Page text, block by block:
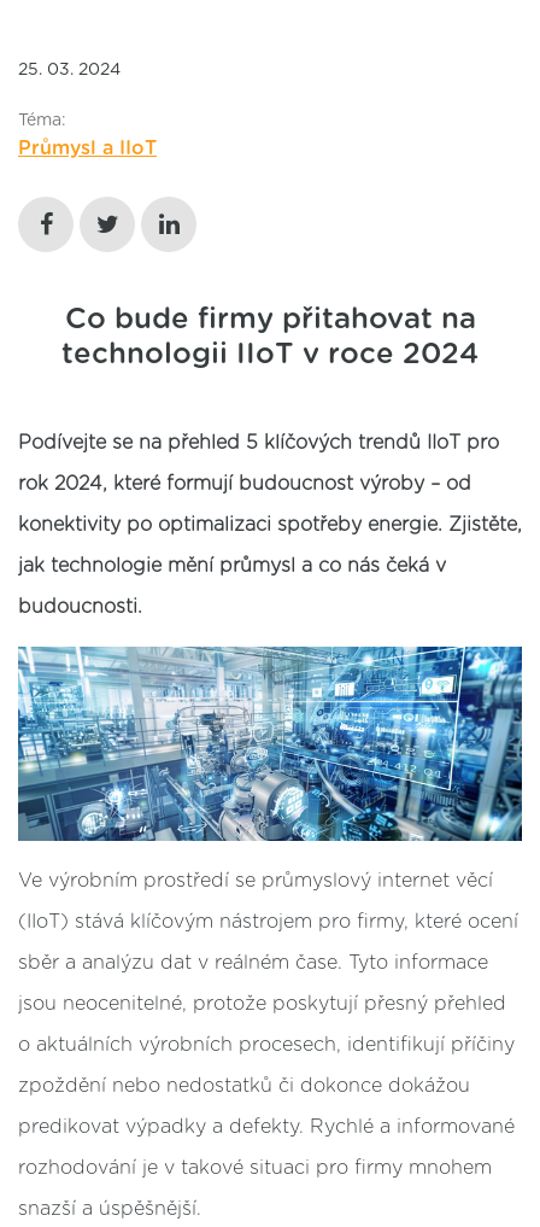
25. 03. 2024
Téma:
Průmysl a IIoT
Co bude firmy přitahovat na
technologii IIoT v roce 2024
Podívejte se na přehled 5 klíčových trendů IIoT pro
rok 2024, které formují budoucnost výroby – od
konektivity po optimalizaci spotřeby energie. Zjistěte,
jak technologie mění průmysl a co nás čeká v
budoucnosti.
Ve výrobním prostředí se průmyslový internet věcí
(IIoT) stává klíčovým nástrojem pro firmy, které ocení
sběr a analýzu dat v reálném čase. Tyto informace
jsou neocenitelné, protože poskytují přesný přehled
o aktuálních výrobních procesech, identifikují příčiny
zpoždění nebo nedostatků či dokonce dokážou
predikovat výpadky a defekty. Rychlé a informované
rozhodování je v takové situaci pro firmy mnohem
snazší a úspěšnější.